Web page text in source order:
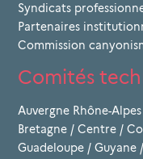
Syndicats
Partenaires
Commission
Comités
Auvergne Rhône-Alpes
Bretagne / Centre /
Guadeloupe / Guyane /